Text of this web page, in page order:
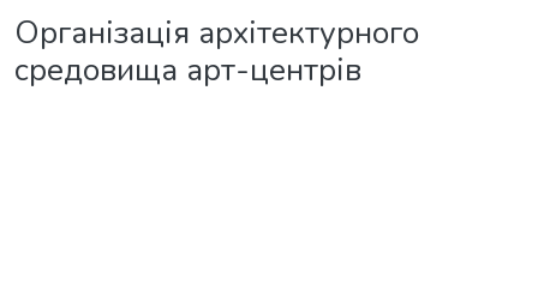
Організація архітектурного
средовища арт-центрів